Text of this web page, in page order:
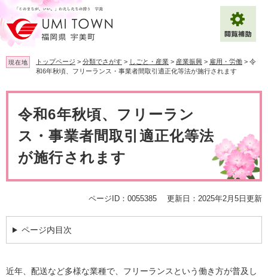
ー
ジ
の
先
頭
す
ニ
ュ
ー
を
飛
し
文字サイズ 標準 拡大
背景色変更 白 黒 青
Multilingual（English・中文・한글）
現在地 トップページ > 分類でさがす > しごと・産業 > 産業振興 > 雇用・労働 > 令
和6年秋頃、フリーランス・事業者間取引適正化等法が施行されます
令和6年秋頃、フリーラン
ス・事業者間取引適正化等法
が施行されます
ページID：0055385 更新日：2025年2月5日更新
ページ内目次
近年、配送など多様な業種で、フリーランスという働き方が普及し